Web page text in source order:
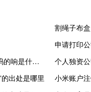
割绳子布
申请打印
苹果手机自己呜呜的响是什么毛病（苹果手机突然呲呲的响）
个人独资
出处是哪里
小米账户